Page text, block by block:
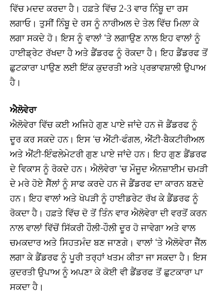
ਵਿੱਚ ਮਦਦ ਕਰਦਾ ਹੈ। ਹਫ਼ਤੇ ਵਿੱਚ 2-3 ਵਾਰ ਨਿੰਬੂ ਦਾ ਰਸ
ਲਗਾਓ। ਤੁਸੀਂ ਨਿੰਬੂ ਦੇ ਰਸ ਨੂੰ ਨਾਰੀਅਲ ਦੇ ਤੇਲ ਵਿੱਚ ਮਿਲਾ ਕੇ
ਲਗਾ ਸਕਦੇ ਹੋ। ਇਸ ਨੂੰ ਵਾਲਾਂ ‘ਤੇ ਲਗਾਉਣ ਨਾਲ ਇਹ ਵਾਲਾਂ ਨੂੰ
ਹਾਈਡ੍ਰੇਟ ਰੱਖਦਾ ਹੈ ਅਤੇ ਡੈਂਡਰਫ ਨੂੰ ਰੋਕਦਾ ਹੈ। ਇਹ ਡੈਂਡਰਫ ਤੋਂ
ਛੁਟਕਾਰਾ ਪਾਉਣ ਲਈ ਇੱਕ ਕੁਦਰਤੀ ਅਤੇ ਪ੍ਰਭਾਵਸ਼ਾਲੀ ਉਪਾਅ
ਹੈ।
ਐਲੋਵੇਰਾ
ਐਲੋਵੇਰਾ ਵਿੱਚ ਕਈ ਅਜਿਹੇ ਗੁਣ ਪਾਏ ਜਾਂਦੇ ਹਨ ਜੋ ਡੈਂਡਰਫ ਨੂੰ
ਦੂਰ ਕਰ ਸਕਦੇ ਹਨ। ਇਸ ‘ਚ ਐਂਟੀ-ਫੰਗਲ, ਐਂਟੀ-ਬੈਕਟੀਰੀਅਲ
ਅਤੇ ਐਂਟੀ-ਇੰਫਲੇਮੇਟਰੀ ਗੁਣ ਪਾਏ ਜਾਂਦੇ ਹਨ। ਇਹ ਗੁਣ ਡੈਂਡਰਫ
ਦੇ ਵਿਕਾਸ ਨੂੰ ਰੋਕਦੇ ਹਨ। ਐਲੋਵੇਰਾ ‘ਚ ਮੌਜੂਦ ਐਨਜ਼ਾਈਮ ਚਮੜੀ
ਦੇ ਮਰੇ ਹੋਏ ਸੈੱਲਾਂ ਨੂੰ ਸਾਫ ਕਰਦੇ ਹਨ ਜੋ ਡੈਂਡਰਫ ਦਾ ਕਾਰਨ ਬਣਦੇ
ਹਨ। ਇਹ ਵਾਲਾਂ ਅਤੇ ਖੋਪੜੀ ਨੂੰ ਹਾਈਡਰੇਟ ਰੱਖ ਕੇ ਡੈਂਡਰਫ ਨੂੰ
ਰੋਕਦਾ ਹੈ। ਹਫ਼ਤੇ ਵਿੱਚ ਦੋ ਤੋਂ ਤਿੰਨ ਵਾਰ ਐਲੋਵੇਰਾ ਦੀ ਵਰਤੋਂ ਕਰਨ
ਨਾਲ ਵਾਲਾਂ ਵਿੱਚੋਂ ਸਿੱਕਰੀ ਹੌਲੀ-ਹੌਲੀ ਦੂਰ ਹੋ ਜਾਵੇਗਾ ਅਤੇ ਵਾਲ
ਚਮਕਦਾਰ ਅਤੇ ਸਿਹਤਮੰਦ ਬਣ ਜਾਣਗੇ। ਵਾਲਾਂ ‘ਤੇ ਐਲੋਵੇਰਾ ਜੈੱਲ
ਲਗਾ ਕੇ ਡੈਂਡਰਫ ਨੂੰ ਪੂਰੀ ਤਰ੍ਹਾਂ ਖਤਮ ਕੀਤਾ ਜਾ ਸਕਦਾ ਹੈ। ਇਸ
ਕੁਦਰਤੀ ਉਪਾਅ ਨੂੰ ਅਪਣਾ ਕੇ ਕੋਈ ਵੀ ਡੈਂਡਰਫ ਤੋਂ ਛੁਟਕਾਰਾ ਪਾ
ਸਕਦਾ ਹੈ।